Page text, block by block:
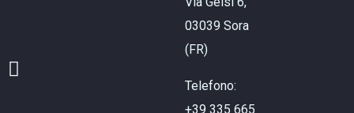
03039 Sora
(FR)
Telefono:
+39 335 665